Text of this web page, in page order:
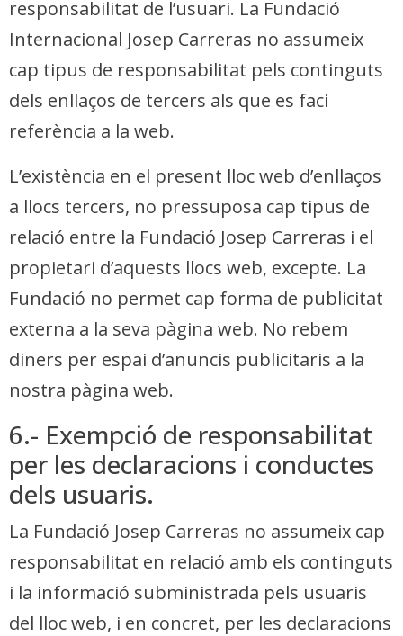
responsabilitat de l’usuari. La Fundació
Internacional Josep Carreras no assumeix
cap tipus de responsabilitat pels continguts
dels enllaços de tercers als que es faci
referència a la web.
L’existència en el present lloc web d’enllaços
a llocs tercers, no pressuposa cap tipus de
relació entre la Fundació Josep Carreras i el
propietari d’aquests llocs web, excepte. La
Fundació no permet cap forma de publicitat
externa a la seva pàgina web. No rebem
diners per espai d’anuncis publicitaris a la
nostra pàgina web.
6.- Exempció de responsabilitat
per les declaracions i conductes
dels usuaris.
La Fundació Josep Carreras no assumeix cap
responsabilitat en relació amb els continguts
i la informació subministrada pels usuaris
del lloc web, i en concret, per les declaracions